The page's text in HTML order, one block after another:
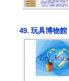
49. 玩具博物館